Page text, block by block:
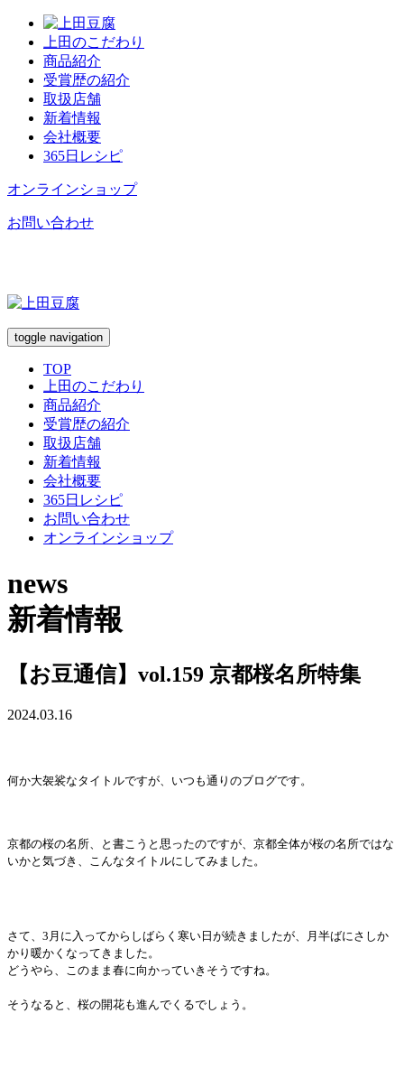
上田のこだわり
商品紹介
受賞歴の紹介
取扱店舗
新着情報
会社概要
365日レシピ
オンラインショップ
お問い合わせ
toggle navigation
TOP
上田のこだわり
商品紹介
受賞歴の紹介
取扱店舗
新着情報
会社概要
365日レシピ
お問い合わせ
オンラインショップ
news
新着情報
【お豆通信】vol.159 京都桜名所特集
2024.03.16
何か大袈裟なタイトルですが、いつも通りのブログです。
京都の桜の名所、と書こうと思ったのですが、京都全体が桜の名所ではな
いかと気づき、こんなタイトルにしてみました。
さて、3月に入ってからしばらく寒い日が続きましたが、月半ばにさしか
かり暖かくなってきました。
どうやら、このまま春に向かっていきそうですね。
そうなると、桜の開花も進んでくるでしょう。